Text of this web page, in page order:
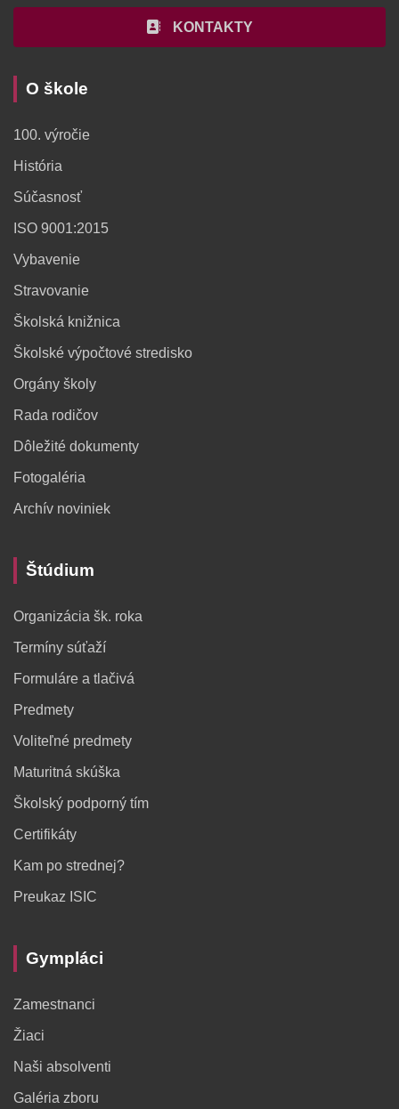
KONTAKTY
O škole
100. výročie
História
Súčasnosť
ISO 9001:2015
Vybavenie
Stravovanie
Školská knižnica
Školské výpočtové stredisko
Orgány školy
Rada rodičov
Dôležité dokumenty
Fotogaléria
Archív noviniek
Štúdium
Organizácia šk. roka
Termíny súťaží
Formuláre a tlačivá
Predmety
Voliteľné predmety
Maturitná skúška
Školský podporný tím
Certifikáty
Kam po strednej?
Preukaz ISIC
Gympláci
Zamestnanci
Žiaci
Naši absolventi
Galéria zboru